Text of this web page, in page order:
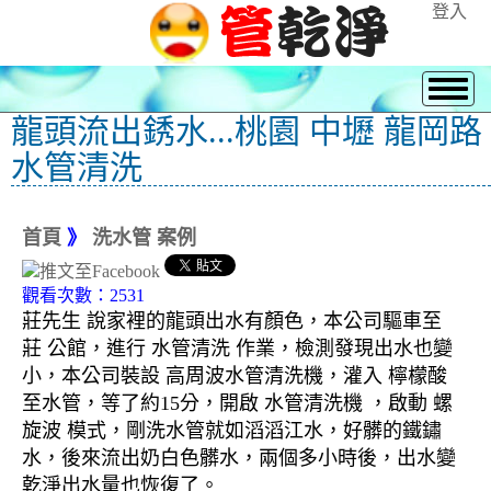
登入
龍頭流出銹水...桃園 中壢 龍岡路
水管清洗
首頁 》 洗水管 案例
觀看次數：2531
莊先生 說家裡的龍頭出水有顏色，本公司驅車至
莊 公館，進行 水管清洗 作業，檢測發現出水也變
小，本公司裝設 高周波水管清洗機，灌入 檸檬酸
至水管，等了約15分，開啟 水管清洗機 ，啟動 螺
旋波 模式，剛洗水管就如滔滔江水，好髒的鐵鏽
水，後來流出奶白色髒水，兩個多小時後，出水變
乾淨出水量也恢復了。